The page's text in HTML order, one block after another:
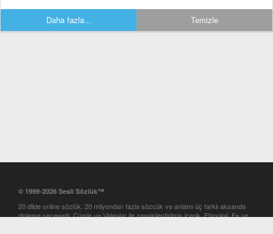
Daha fazla... Temizle
© 1999-2026 Sesli Sözlük™
20 dilde online sözlük. 20 milyondan fazla sözcük ve anlamı üç farklı aksanda
dinleme seçeneği. Cümle ve Videolar ile zenginleştirilmiş içerik. Etimoloji, Eş ve